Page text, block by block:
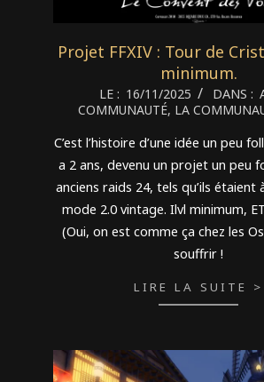
Projet FFXIV : Tour de
minimum.
16
LE : 16/11/2025 DANS :
COMMUNAUTÉ, LA
C’est l’histoire d’une idée un peu
a 2 ans, devenu un projet un peu
anciens raids 24, tels qu’ils étaient
mode 2.0 vintage. Ilvl minimum,
(Oui, on est comme ça chez les
souffrir !
LIRE LA SUITE >